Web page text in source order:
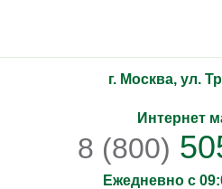
г. Москва, ул.
Интернет
8 (800)
Ежедневно с